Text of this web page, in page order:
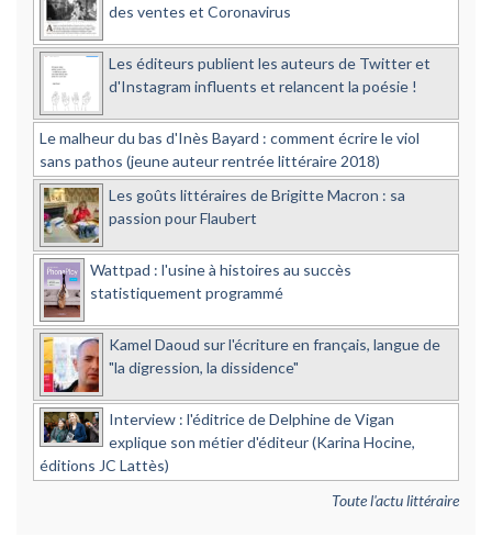
des ventes et Coronavirus
Les éditeurs publient les auteurs de Twitter et
d'Instagram influents et relancent la poésie !
Le malheur du bas d'Inès Bayard : comment écrire le viol
sans pathos (jeune auteur rentrée littéraire 2018)
Les goûts littéraires de Brigitte Macron : sa
passion pour Flaubert
Wattpad : l'usine à histoires au succès
statistiquement programmé
Kamel Daoud sur l'écriture en français, langue de
"la digression, la dissidence"
Interview : l'éditrice de Delphine de Vigan
explique son métier d'éditeur (Karina Hocine,
éditions JC Lattès)
Toute l'actu littéraire